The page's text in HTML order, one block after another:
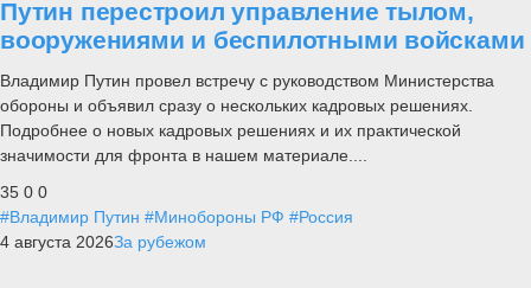
Путин перестроил управление тылом,
вооружениями и беспилотными войсками
Владимир Путин провел встречу с руководством Министерства
обороны и объявил сразу о нескольких кадровых решениях.
Подробнее о новых кадровых решениях и их практической
значимости для фронта в нашем материале....
35 0 0
#Владимир Путин #Минобороны РФ #Россия
4 августа 2026За рубежом